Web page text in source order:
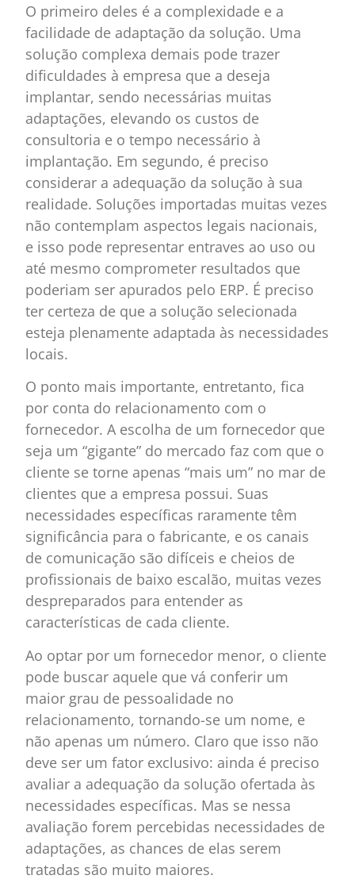
O primeiro deles é a complexidade e a
facilidade de adaptação da solução. Uma
solução complexa demais pode trazer
dificuldades à empresa que a deseja
implantar, sendo necessárias muitas
adaptações, elevando os custos de
consultoria e o tempo necessário à
implantação. Em segundo, é preciso
considerar a adequação da solução à sua
realidade. Soluções importadas muitas vezes
não contemplam aspectos legais nacionais,
e isso pode representar entraves ao uso ou
até mesmo comprometer resultados que
poderiam ser apurados pelo ERP. É preciso
ter certeza de que a solução selecionada
esteja plenamente adaptada às necessidades
locais.
O ponto mais importante, entretanto, fica
por conta do relacionamento com o
fornecedor. A escolha de um fornecedor que
seja um “gigante” do mercado faz com que o
cliente se torne apenas “mais um” no mar de
clientes que a empresa possui. Suas
necessidades específicas raramente têm
significância para o fabricante, e os canais
de comunicação são difíceis e cheios de
profissionais de baixo escalão, muitas vezes
despreparados para entender as
características de cada cliente.
Ao optar por um fornecedor menor, o cliente
pode buscar aquele que vá conferir um
maior grau de pessoalidade no
relacionamento, tornando-se um nome, e
não apenas um número. Claro que isso não
deve ser um fator exclusivo: ainda é preciso
avaliar a adequação da solução ofertada às
necessidades específicas. Mas se nessa
avaliação forem percebidas necessidades de
adaptações, as chances de elas serem
tratadas são muito maiores.